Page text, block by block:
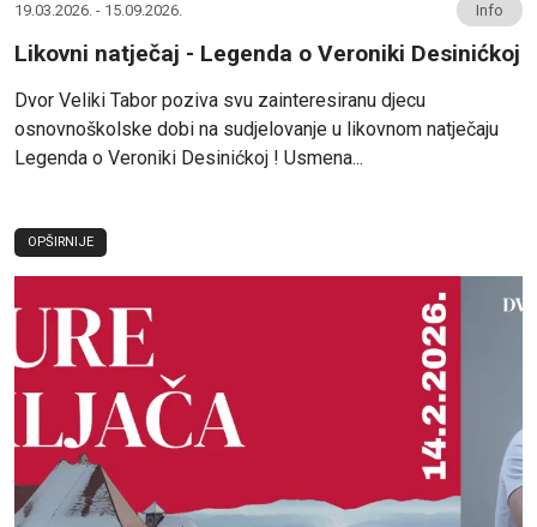
19.03.2026. - 15.09.2026. Info
Likovni natječaj - Legenda o Veroniki Desinićkoj
Dvor Veliki Tabor poziva svu zainteresiranu djecu
osnovnoškolske dobi na sudjelovanje u likovnom natječaju
Legenda o Veroniki Desinićkoj ! Usmena...
OPŠIRNIJE